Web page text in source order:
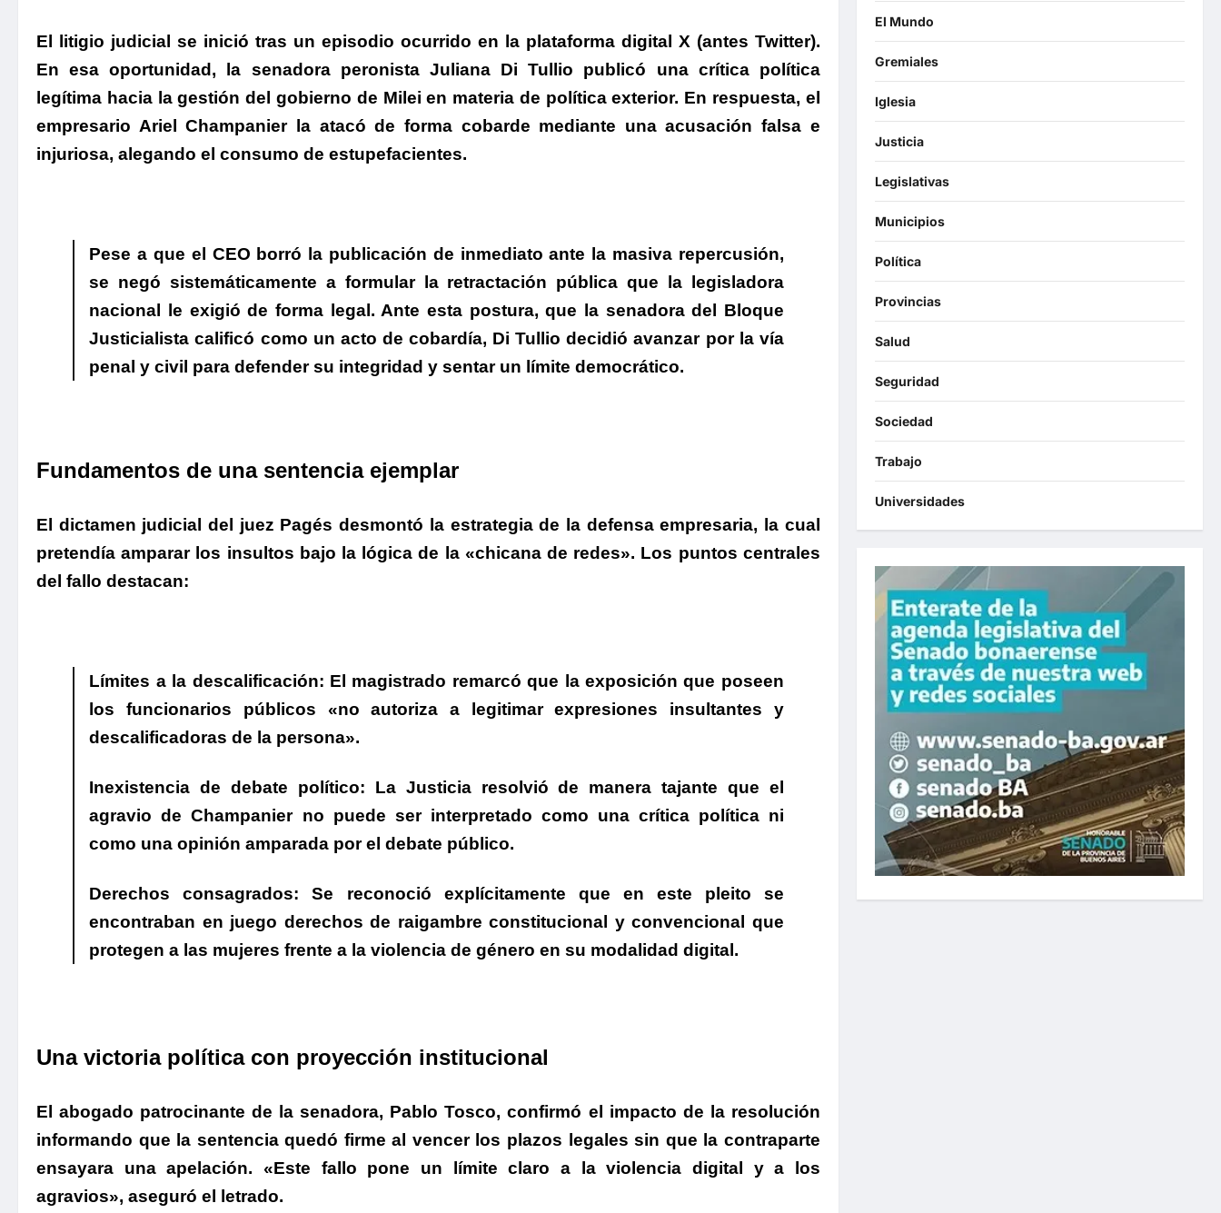
El litigio judicial se inició tras un episodio ocurrido en la plataforma digital X (antes Twitter).
En esa oportunidad, la senadora peronista Juliana Di Tullio publicó una crítica política
legítima hacia la gestión del gobierno de Milei en materia de política exterior. En respuesta, el
empresario Ariel Champanier la atacó de forma cobarde mediante una acusación falsa e
injuriosa, alegando el consumo de estupefacientes.
Pese a que el CEO borró la publicación de inmediato ante la masiva repercusión,
se negó sistemáticamente a formular la retractación pública que la legisladora
nacional le exigió de forma legal. Ante esta postura, que la senadora del Bloque
Justicialista calificó como un acto de cobardía, Di Tullio decidió avanzar por la vía
penal y civil para defender su integridad y sentar un límite democrático.
Fundamentos de una sentencia ejemplar
El dictamen judicial del juez Pagés desmontó la estrategia de la defensa empresaria, la cual
pretendía amparar los insultos bajo la lógica de la «chicana de redes». Los puntos centrales
del fallo destacan:
Límites a la descalificación: El magistrado remarcó que la exposición que poseen
los funcionarios públicos «no autoriza a legitimar expresiones insultantes y
descalificadoras de la persona».
Inexistencia de debate político: La Justicia resolvió de manera tajante que el
agravio de Champanier no puede ser interpretado como una crítica política ni
como una opinión amparada por el debate público.
Derechos consagrados: Se reconoció explícitamente que en este pleito se
encontraban en juego derechos de raigambre constitucional y convencional que
protegen a las mujeres frente a la violencia de género en su modalidad digital.
Una victoria política con proyección institucional
El abogado patrocinante de la senadora, Pablo Tosco, confirmó el impacto de la resolución
informando que la sentencia quedó firme al vencer los plazos legales sin que la contraparte
ensayara una apelación. «Este fallo pone un límite claro a la violencia digital y a los
agravios», aseguró el letrado.
El Mundo
Gremiales
Iglesia
Justicia
Legislativas
Municipios
Política
Provincias
Salud
Seguridad
Sociedad
Trabajo
Universidades